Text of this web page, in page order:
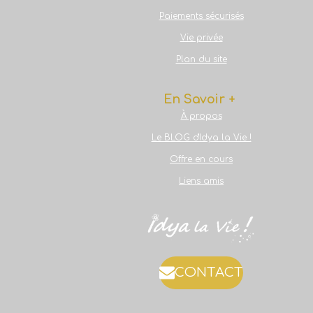
Paiements sécurisés
Vie privée
Plan du site
En Savoir +
À propos
Le BLOG d'Idya la Vie !
Offre en cours
Liens amis
CONTACT